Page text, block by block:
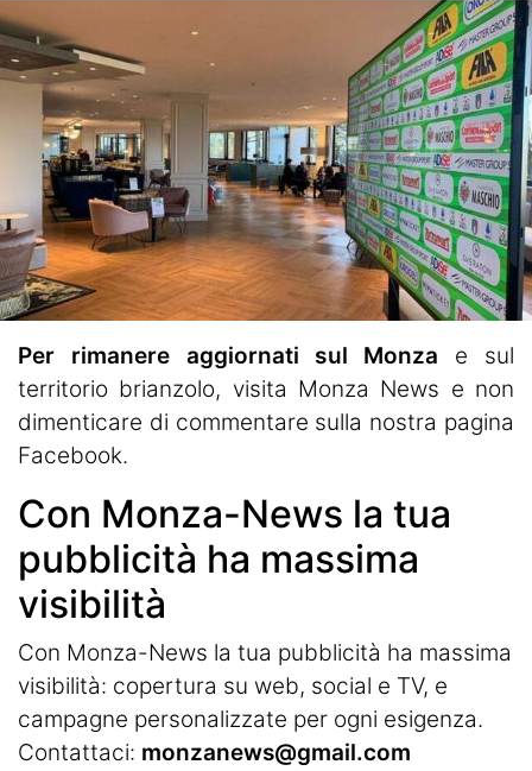
Per rimanere aggiornati sul Monza e sul
territorio brianzolo, visita Monza News e non
dimenticare di commentare sulla nostra pagina
Facebook.
Con Monza-News la tua
pubblicità ha massima
visibilità
Con Monza-News la tua pubblicità ha massima
visibilità: copertura su web, social e TV, e
campagne personalizzate per ogni esigenza.
Contattaci: monzanews@gmail.com